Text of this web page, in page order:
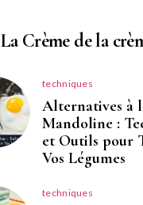
La Crème de la
techniques
Alternatives à
Mandoline :
et Outils pour
Vos Légumes
techniques